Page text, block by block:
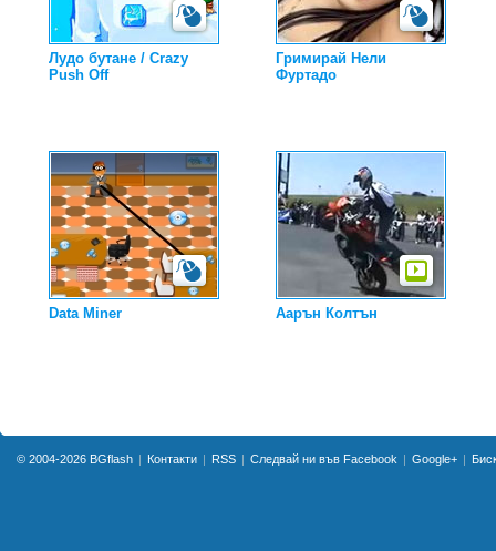
Лудо бутане / Crazy
Push Off
Гримирай Нели
Фуртадо
Data Miner Аарън Колтън
© 2004-2026 BGflash Контакти RSS Следвай ни във Facebook Google+